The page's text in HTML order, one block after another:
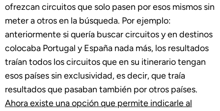
ofrezcan circuitos que solo pasen por esos mismos sin
meter a otros en la búsqueda. Por ejemplo:
anteriormente si quería buscar circuitos y en destinos
colocaba Portugal y España nada más, los resultados
traían todos los circuitos que en su itinerario tengan
esos países sin exclusividad, es decir, que traía
resultados que pasaban también por otros países.
Ahora existe una opción que permite indicarle al